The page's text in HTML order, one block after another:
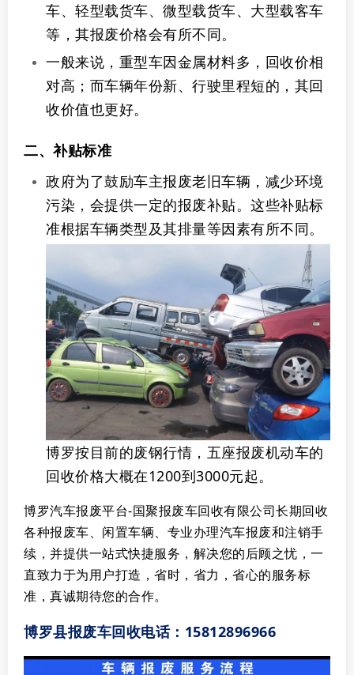
车、轻型载货车、微型载货车、大型载客车
等，其报废价格会有所不同。
一般来说，重型车因金属材料多，回收价相
对高；而车辆年份新、行驶里程短的，其回
收价值也更好。
二、补贴标准
政府为了鼓励车主报废老旧车辆，减少环境
污染，会提供一定的报废补贴。这些补贴标
准根据车辆类型及其排量等因素有所不同。
博罗按目前的废钢行情，五座报废机动车的
回收价格大概在1200到3000元起。
博罗汽车报废平台-国聚报废车回收有限公司长期回收
各种报废车、闲置车辆、专业办理汽车报废和注销手
续，并提供一站式快捷服务，解决您的后顾之忧，一
直致力于为用户打造，省时，省力，省心的服务标
准，真诚期待您的合作。
博罗县报废车回收电话：15812896966